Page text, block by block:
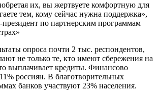
их, вы жертвуете комфортную для
тем, кому сейчас нужна поддержка»,
по партнерским программам
опроса почти 2 тыс. респондентов,
не только те, кто имеют сбережения на
выплачивает кредиты. Финансово
россиян. В благотворительных
банков участвуют 23% населения.